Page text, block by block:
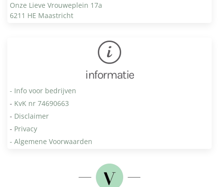
Onze Lieve Vrouweplein 17a
6211 HE Maastricht
informatie
- Info voor bedrijven
- KvK nr 74690663
- Disclaimer
- Privacy
- Algemene Voorwaarden